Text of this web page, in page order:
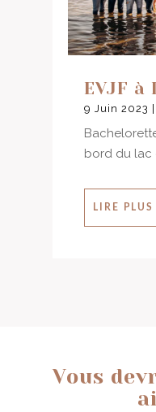
EVJF à
9 Juin 2023
bord du lac
LIRE PLUS
Vous